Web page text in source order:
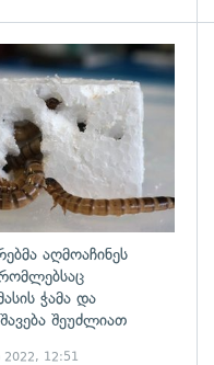
აღმოაჩინეს
ჭამა და
შეუძლიათ
2022, 12:51